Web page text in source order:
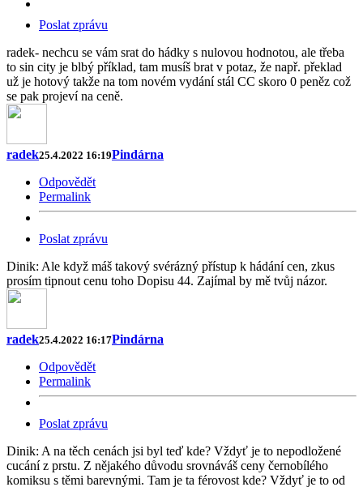
Poslat zprávu
radek- nechcu se vám srat do hádky s nulovou hodnotou, ale třeba
to sin city je blbý příklad, tam musíš brat v potaz, že např. překlad
už je hotový takže na tom novém vydání stál CC skoro 0 peněz což
se pak projeví na ceně.
radek25.4.2022 16:19Pindárna
Odpovědět
Permalink
Poslat zprávu
Dinik: Ale když máš takový svérázný přístup k hádání cen, zkus
prosím tipnout cenu toho Dopisu 44. Zajímal by mě tvůj názor.
radek25.4.2022 16:17Pindárna
Odpovědět
Permalink
Poslat zprávu
Dinik: A na těch cenách jsi byl teď kde? Vždyť je to nepodložené
cucání z prstu. Z nějakého důvodu srovnáváš ceny černobílého
komiksu s těmi barevnými. Tam je ta férovost kde? Vždyť je to od